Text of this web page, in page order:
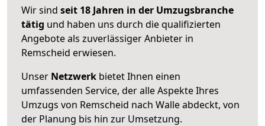
Wir sind seit 18 Jahren in der Umzugsbranche
tätig und haben uns durch die qualifizierten
Angebote als zuverlässiger Anbieter in
Remscheid erwiesen.
Unser Netzwerk bietet Ihnen einen
umfassenden Service, der alle Aspekte Ihres
Umzugs von Remscheid nach Walle abdeckt, von
der Planung bis hin zur Umsetzung.